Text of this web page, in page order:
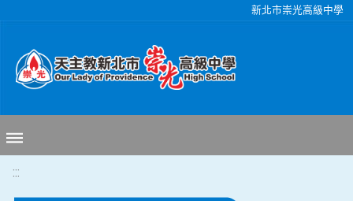
新北市崇光高級中學
:::